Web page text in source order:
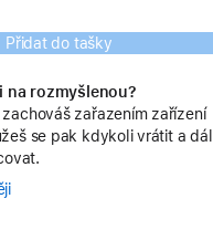
Přidat do tašky
na rozmyšlenou?
zařazením zařízení
se pak kdykoli vrátit a dál